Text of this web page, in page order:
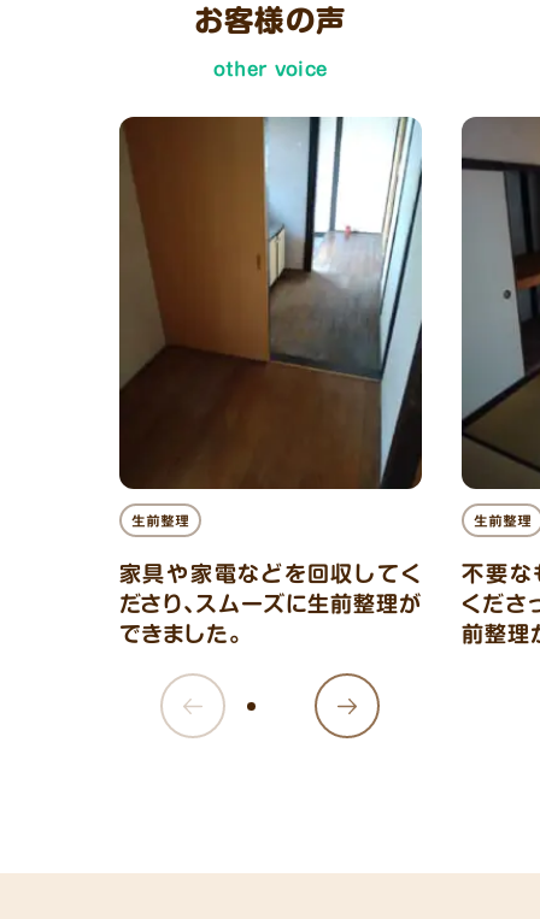
お客様の声
other voice
生前整理
家具や家電などを回収してく
ださり、スムーズに生前整理が
できました。
生前整理
不要な
くださ
前整理